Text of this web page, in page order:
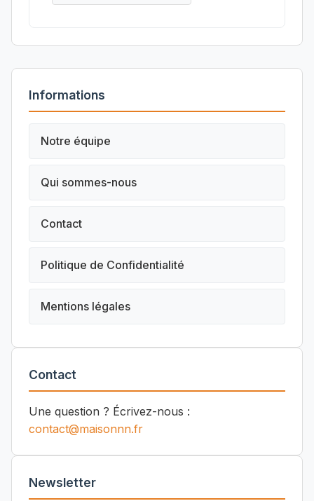
Informations
Notre équipe
Qui sommes-nous
Contact
Politique de Confidentialité
Mentions légales
Contact
Une question ? Écrivez-nous :
contact@maisonnn.fr
Newsletter